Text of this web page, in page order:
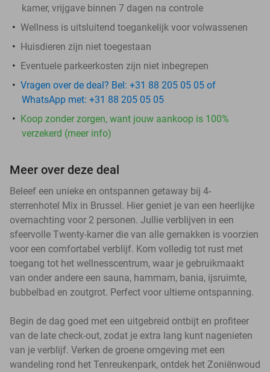
kamer, vrijgave binnen 7 dagen na controle
Wellness is uitsluitend toegankelijk voor volwassenen
Huisdieren zijn niet toegestaan
Eventuele parkeerkosten zijn niet inbegrepen
Vragen over de deal? Bel: +31 88 205 05 05 of
WhatsApp met: +31 88 205 05 05
Koop zonder zorgen, want jouw aankoop is 100%
verzekerd (meer info)
Meer over deze deal
Beleef een unieke en ontspannen getaway bij 4-
sterrenhotel Mix in Brussel. Hier geniet je van een heerlijke
overnachting voor 2 personen. Jullie verblijven in een
sfeervolle Twenty-kamer die van alle gemakken is voorzien
voor een comfortabel verblijf. Kom volledig tot rust met
toegang tot het wellnesscentrum, waar je gebruikmaakt
van onder andere een sauna, hammam, bania, ijsruimte,
bubbelbad en zoutgrot. Perfect voor ultieme ontspanning.
Begin de dag goed met een uitgebreid ontbijt en profiteer
van de late check-out, zodat je extra lang kunt nagenieten
van je verblijf. Verken de groene omgeving met een
wandeling rond het Tenreukenpark, ontdek het Zoniënwoud